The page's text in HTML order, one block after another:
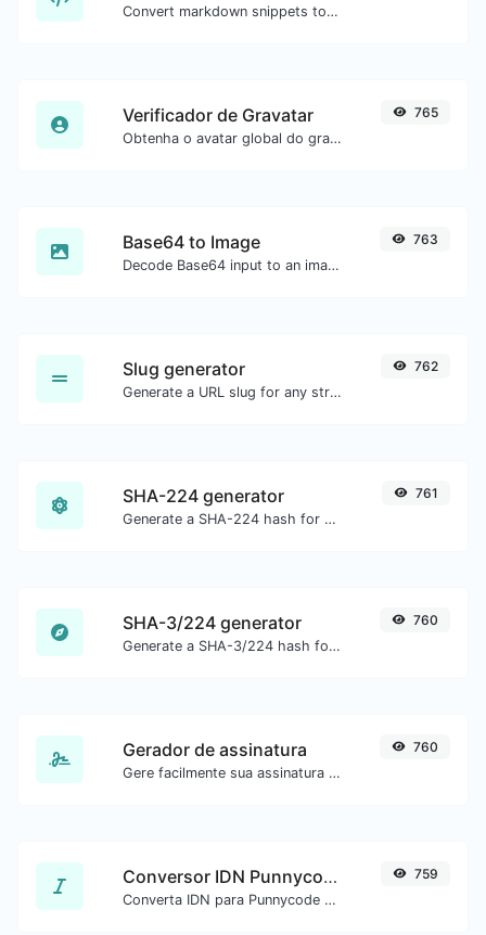
Convert markdown snippets to raw HTML code.
Verificador de Gravatar
Obtenha o avatar global do gravatar.com para qualquer email.
765
Base64 to Image
Decode Base64 input to an image.
763
Slug generator
Generate a URL slug for any string input.
762
SHA-224 generator
Generate a SHA-224 hash for any string input.
761
SHA-3/224 generator
Generate a SHA-3/224 hash for any string input.
760
Gerador de assinatura
Gere facilmente sua assinatura personalizada e faça o download com facilidade.
760
Conversor IDN Punnycode
Converta IDN para Punnycode e vice-versa com facilidade.
759